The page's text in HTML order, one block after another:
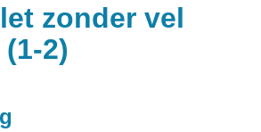
zonder vel
2)